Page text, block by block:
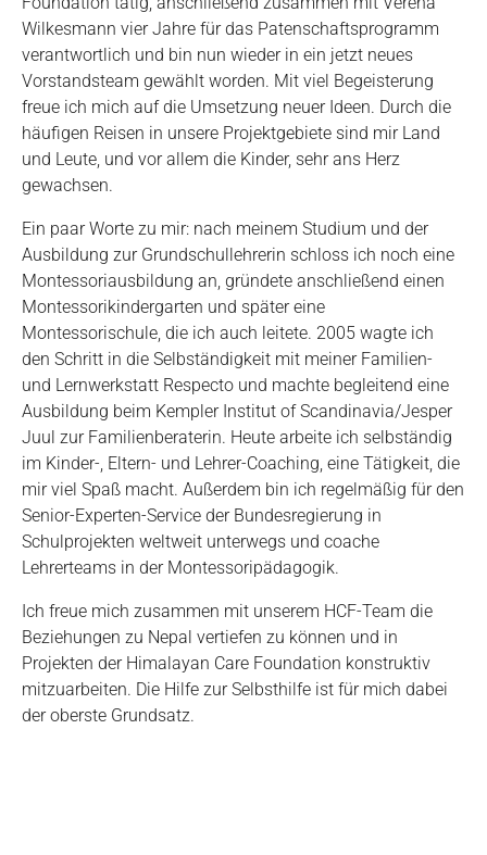
Wilkesmann vier Jahre für das Patenschaftsprogramm
verantwortlich und bin nun wieder in ein jetzt neues
Vorstandsteam gewählt worden. Mit viel Begeisterung
freue ich mich auf die Umsetzung neuer Ideen. Durch die
häufigen Reisen in unsere Projektgebiete sind mir Land
und Leute, und vor allem die Kinder, sehr ans Herz
gewachsen.
Ein paar Worte zu mir: nach meinem Studium und der
Ausbildung zur Grundschullehrerin schloss ich noch eine
Montessoriausbildung an, gründete anschließend einen
Montessorikindergarten und später eine
Montessorischule, die ich auch leitete. 2005 wagte ich
den Schritt in die Selbständigkeit mit meiner Familien-
und Lernwerkstatt Respecto und machte begleitend eine
Ausbildung beim Kempler Institut of Scandinavia/Jesper
Juul zur Familienberaterin. Heute arbeite ich selbständig
im Kinder-, Eltern- und Lehrer-Coaching, eine Tätigkeit, die
mir viel Spaß macht. Außerdem bin ich regelmäßig für den
Senior-Experten-Service der Bundesregierung in
Schulprojekten weltweit unterwegs und coache
Lehrerteams in der Montessoripädagogik.
Ich freue mich zusammen mit unserem HCF-Team die
Beziehungen zu Nepal vertiefen zu können und in
Projekten der Himalayan Care Foundation konstruktiv
mitzuarbeiten. Die Hilfe zur Selbsthilfe ist für mich dabei
der oberste Grundsatz.